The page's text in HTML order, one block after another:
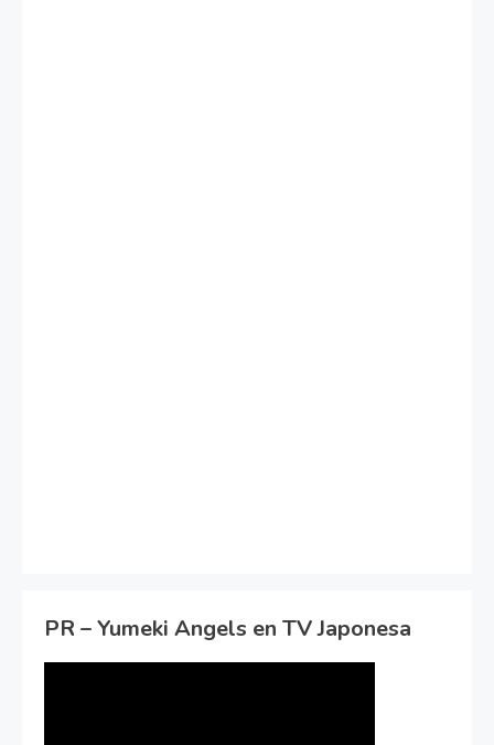
PR – Yumeki Angels en TV Japonesa